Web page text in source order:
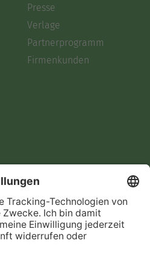
Presse
Verlage
Partnerprogramm
Firmenkunden